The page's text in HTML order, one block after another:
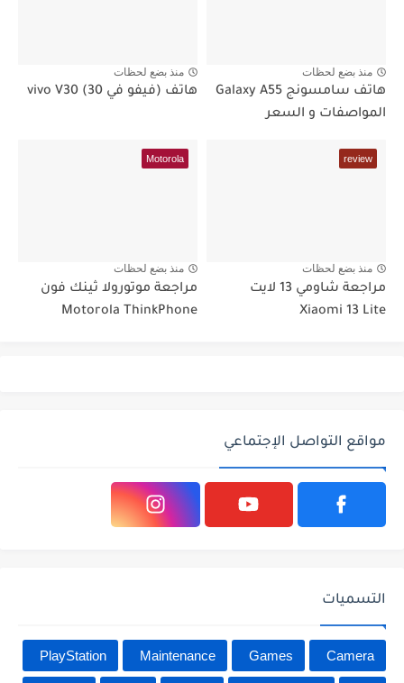
منذ بضع لحظات
هاتف سامسونج Galaxy A55
المواصفات و السعر
منذ بضع لحظات
هاتف (فيفو في 30) vivo V30
review
منذ بضع لحظات
مراجعة شاومي 13 لايت
Xiaomi 13 Lite
Motorola
منذ بضع لحظات
مراجعة موتورولا ثينك فون
Motorola ThinkPhone
مواقع التواصل الإجتماعي
التسميات
Camera
Games
Maintenance
PlayStation